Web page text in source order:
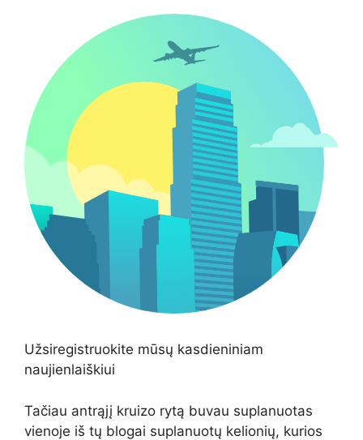
Užsiregistruokite mūsų kasdieniniam
naujienlaiškiui
Tačiau antrąjį kruizo rytą buvau suplanuotas
vienoje iš tų blogai suplanuotų kelionių, kurios